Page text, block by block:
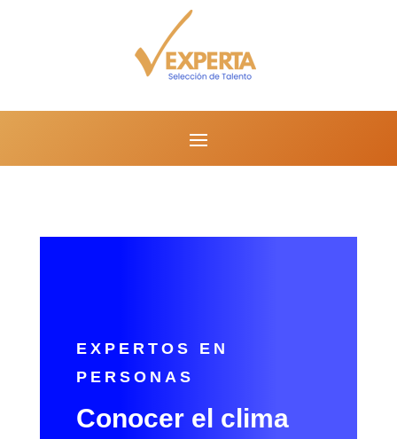
EXPERTOS EN
PERSONAS
Conocer el clima